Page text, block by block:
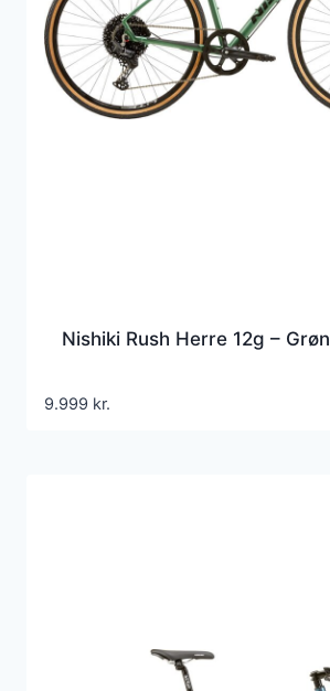
Nishiki Rush Herre 12g – Grøn
9.999 kr.